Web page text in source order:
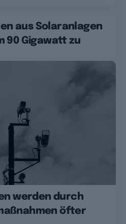
aus Solaranlagen
90 Gigawatt zu
werden durch
öfter